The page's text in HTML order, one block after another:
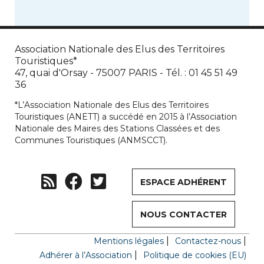
Association Nationale des Elus des Territoires
Touristiques*
47, quai d'Orsay - 75007 PARIS - Tél. : 01 45 51 49
36
*L’Association Nationale des Elus des Territoires
Touristiques (ANETT) a succédé en 2015 à l’Association
Nationale des Maires des Stations Classées et des
Communes Touristiques (ANMSCCT).
ESPACE ADHÉRENT
NOUS CONTACTER
Mentions légales
Contactez-nous
Adhérer à l’Association
Politique de cookies (EU)